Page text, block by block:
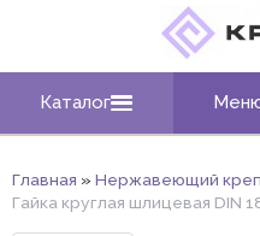
Каталог
Главная » Нержавеющий
Гайка круглая шлицевая DIN